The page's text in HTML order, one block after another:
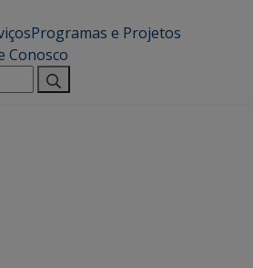
Programas e Projetos
Conosco